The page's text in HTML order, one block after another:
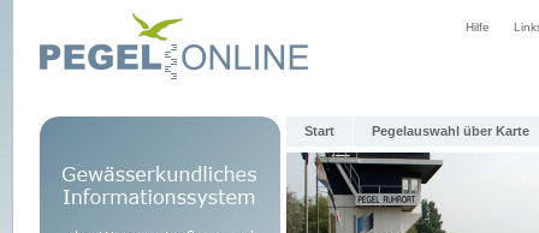
Hilfe
Start Pegelauswahl über Karte